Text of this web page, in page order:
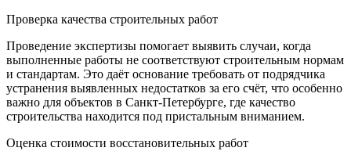
Проверка качества строительных работ
Проведение экспертизы помогает выявить случаи, когда
выполненные работы не соответствуют строительным нормам
и стандартам. Это даёт основание требовать от подрядчика
устранения выявленных недостатков за его счёт, что особенно
важно для объектов в Санкт-Петербурге, где качество
строительства находится под пристальным вниманием.
Оценка стоимости восстановительных работ